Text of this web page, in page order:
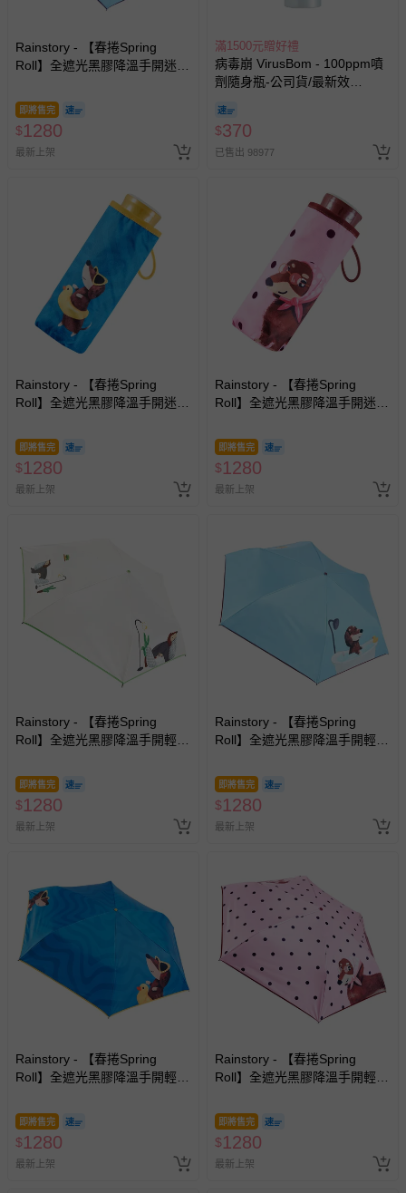
-其他原廠盒裝商品封口處已貼上「不可拆封」，或具警
國際航空、客運、訂房等服務。
相關的退換貨辦理流程，可詳見：
其他常見問題：
區，可能會無法配送，或須依據商品需加收離島運費。廠商
亦保留出貨與否的權利。離島、偏遠地區、樓層親送等加價
費用，可能會另需加收。
商品實際的配達日期，可於訂單個人資料內的查詢訂單內，
已出貨通知之訊息為主。
如您收到商品，請依正常流程檢查是否完好，若商品遇瑕疵
情形，您可申請更換新品或退貨，請見：
退貨的辦理流程
式、折價券與購物金的使用、退貨及商品運送方式等有疑
問，你可詳見：媽咪愛客服中心。
助取消退款事宜。
商品如因「價格、組合」等錯誤原因，導致無法安排出貨，
會主動以簡訊及mail通知訂單取消事宜，並將提供適當補
Rainstory - 【春捲Spring
Roll】全遮光黑膠降溫手開迷你
即將售完
$1280
最新上架
滿1500元贈好禮
病毒崩 VirusBom - 100ppm噴
劑隨身瓶-公司貨/最新效
$370
已售出 98977
Rainstory - 【春捲Spring
Roll】全遮光黑膠降溫手開迷你
即將售完
$1280
最新上架
Rainstory - 【春捲Spring
Roll】全遮光黑膠降溫手開迷你
即將售完
$1280
最新上架
Rainstory - 【春捲Spring
Roll】全遮光黑膠降溫手開輕細
即將售完
$1280
最新上架
Rainstory - 【春捲Spring
Roll】全遮光黑膠降溫手開輕細
即將售完
$1280
最新上架
Rainstory - 【春捲Spring
Roll】全遮光黑膠降溫手開輕細
即將售完
$1280
最新上架
Rainstory - 【春捲Spring
Roll】全遮光黑膠降溫手開輕細
即將售完
$1280
最新上架